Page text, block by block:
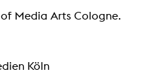
Media Arts Cologne.
Köln